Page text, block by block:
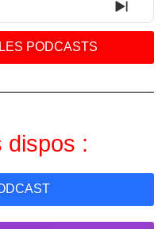
NEXT
PODCASTS
dispos :